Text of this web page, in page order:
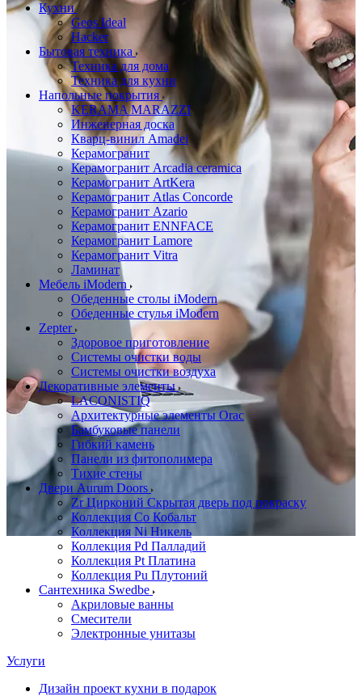
Кухни
Geos Ideal
Hacker
Бытовая техника
Техника для дома
Техника для кухни
Напольные покрытия
KERAMA MARAZZI
Инженерная доска
Кварц-винил Amadei
Керамогранит
Керамогранит Arcadia ceramica
Керамогранит ArtKera
Керамогранит Atlas Concorde
Керамогранит Azario
Керамогранит ENNFACE
Керамогранит Lamore
Керамогранит Vitra
Ламинат
Мебель iModern
Обеденные столы iModern
Обеденные стулья iModern
Zepter
Здоровое приготовление
Системы очистки воды
Системы очистки воздуха
Декоративные элементы
LACONISTIQ
Архитектурные элементы Orac
Бамбуковые панели
Гибкий камень
Панели из фитополимера
Тихие стены
Двери Aurum Doors
Zr Цирконий Скрытая дверь под покраску
Коллекция Co Кобальт
Коллекция Ni Никель
Коллекция Pd Палладий
Коллекция Pt Платина
Коллекция Pu Плутоний
Сантехника Swedbe
Акриловые ванны
Смесители
Электронные унитазы
Услуги
Дизайн проект кухни в подарок